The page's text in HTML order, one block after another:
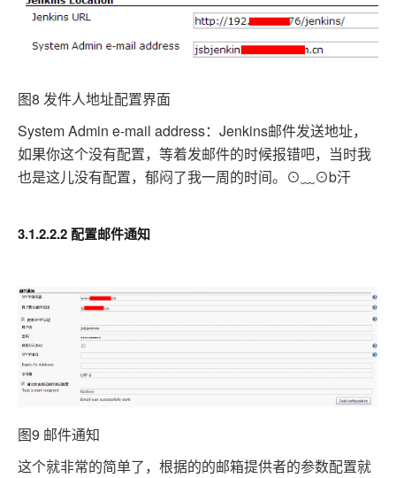
图8 发件人地址配置界面
System Admin e-mail address：Jenkins邮件发送地址，
如果你这个没有配置，等着发邮件的时候报错吧，当时我
也是这儿没有配置，郁闷了我一周的时间。⊙﹏⊙b汗
3.1.2.2.2 配置邮件通知
图9 邮件通知
这个就非常的简单了，根据的的邮箱提供者的参数配置就